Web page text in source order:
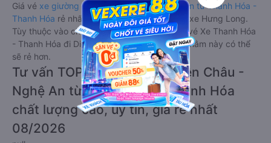
Giá vé xe giường nằm đi Diễn Châu - Nghệ An từ Thanh Hóa -
Thanh Hóa rẻ nhất là 350000VND của hãng xe Hưng Long.
Tùy thuộc vào chương trình khuyến mãi, giá vé Xe Thanh Hóa
- Thanh Hóa đi Diễn Châu - Nghệ An giường nằm này có thể
sẽ rẻ hơn.
Tư vấn TOP 2 xe khách đi Diễn Châu -
Nghệ An từ Thanh Hóa - Thanh Hóa
chất lượng cao, uy tín, giá rẻ nhất
08/2026